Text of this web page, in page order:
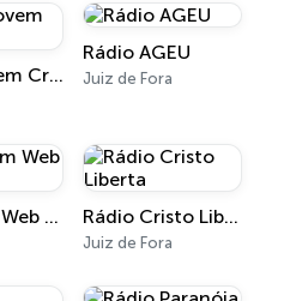
Rádio Jovem Cristo
Rádio AGEU
Juiz de Fora
Trissistem Web Rádio Rádio Cristo Liberta
Juiz de Fora